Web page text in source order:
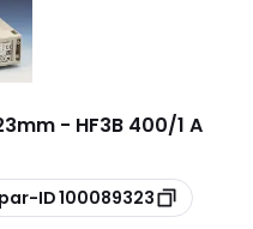
- HF3B 400/1 A
ID100089323